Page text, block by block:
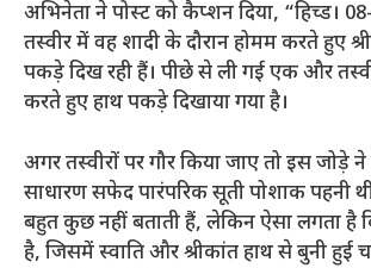
अभिनेता ने पोस्ट को कैप्शन दिया, “हिच्ड।
तस्वीर में वह शादी के दौरान होमम करते हुए
पकड़े दिख रही हैं। पीछे से ली गई एक और
करते हुए हाथ पकड़े दिखाया गया है।
अगर तस्वीरों पर गौर किया जाए तो इस जोड़े
साधारण सफेद पारंपरिक सूती पोशाक पहनी
बहुत कुछ नहीं बताती हैं, लेकिन ऐसा लगता है
है, जिसमें स्वाति और श्रीकांत हाथ से बुनी हुई